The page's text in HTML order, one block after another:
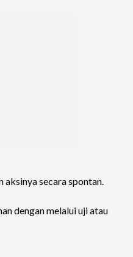
aksinya secara spontan.
dengan melalui uji atau